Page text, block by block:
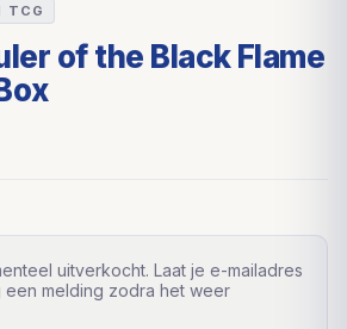
TCG
of the Black Flame
uitverkocht. Laat je e-mailadres
een melding zodra het weer